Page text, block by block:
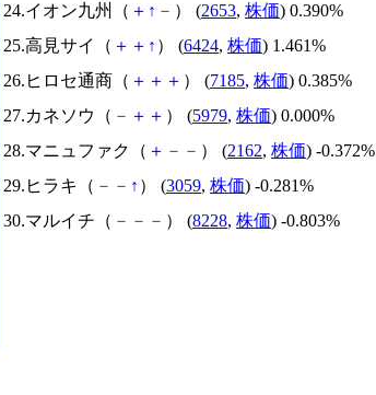
24.イオン九州（ ＋ ↑ － ） (2653, 株価) 0.390%
25.高見サイ（ ＋ ＋ ↑ ） (6424, 株価) 1.461%
26.ヒロセ通商（ ＋ ＋ ＋ ） (7185, 株価) 0.385%
27.カネソウ（ － ＋ ＋ ） (5979, 株価) 0.000%
28.マニュファク（ ＋ － － ） (2162, 株価) -0.372%
29.ヒラキ（ － － ↑ ） (3059, 株価) -0.281%
30.マルイチ（ － － － ） (8228, 株価) -0.803%